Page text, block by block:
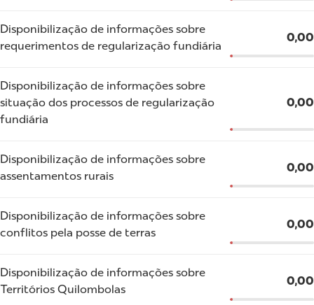
Disponibilização de informações sobre
requerimentos de regularização fundiária
0,00
Disponibilização de informações sobre
situação dos processos de regularização
fundiária
0,00
Disponibilização de informações sobre
assentamentos rurais
0,00
Disponibilização de informações sobre
conflitos pela posse de terras
0,00
Disponibilização de informações sobre
Territórios Quilombolas
0,00